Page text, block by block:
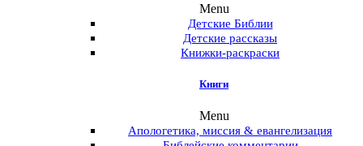
Menu
Детские Библии
Детские рассказы
Книжки-раскраски
Книги
Menu
Апологетика, миссия & евангелизация